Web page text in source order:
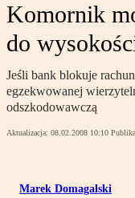
Komornik
do
Jeśli bank blokuje
egzekwowanej
odszkodowawczą
Aktualizacja: 08.02.2008 10:10
Marek Domagalski